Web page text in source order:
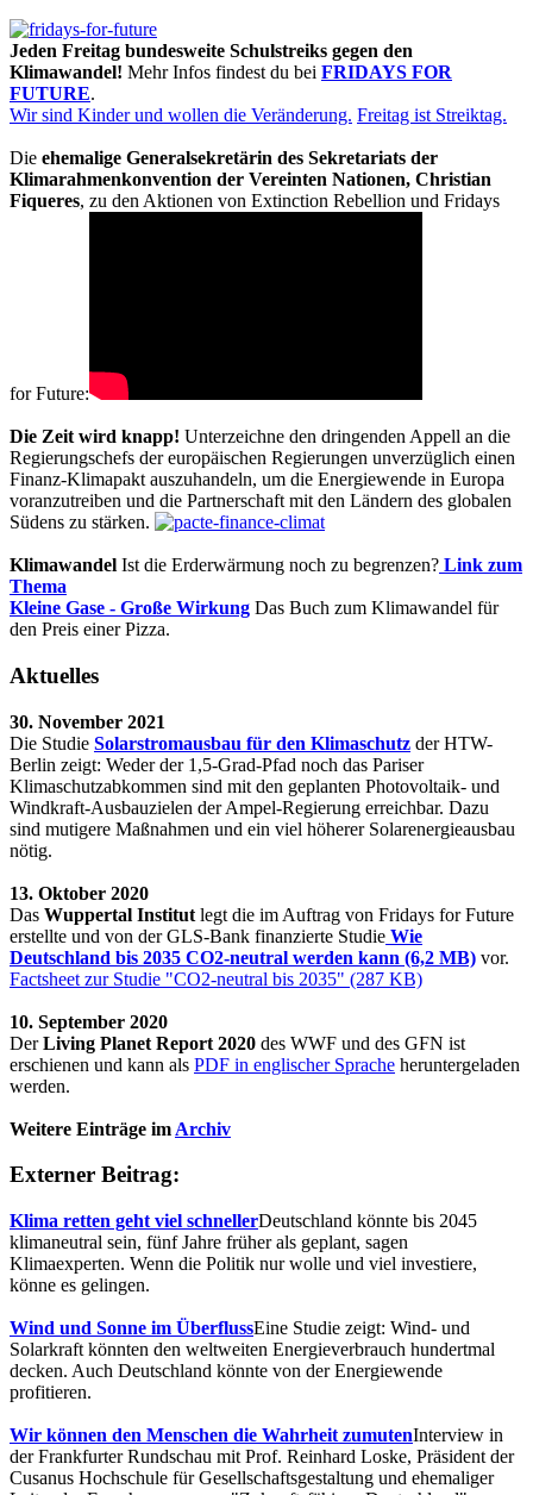
Jeden Freitag bundesweite Schulstreiks gegen den
Klimawandel! Mehr Infos findest du bei FRIDAYS FOR
FUTURE.
Wir sind Kinder und wollen die Veränderung. Freitag ist Streiktag.
Die ehemalige Generalsekretärin des Sekretariats der
Klimarahmenkonvention der Vereinten Nationen, Christian
Fiqueres, zu den Aktionen von Extinction Rebellion und Fridays
for Future:
Die Zeit wird knapp! Unterzeichne den dringenden Appell an die
Regierungschefs der europäischen Regierungen unverzüglich einen
Finanz-Klimapakt auszuhandeln, um die Energiewende in Europa
voranzutreiben und die Partnerschaft mit den Ländern des globalen
Südens zu stärken.
Klimawandel Ist die Erderwärmung noch zu begrenzen? Link zum
Thema
Kleine Gase - Große Wirkung Das Buch zum Klimawandel für
den Preis einer Pizza.
Aktuelles
30. November 2021
Die Studie Solarstromausbau für den Klimaschutz der HTW-
Berlin zeigt: Weder der 1,5-Grad-Pfad noch das Pariser
Klimaschutzabkommen sind mit den geplanten Photovoltaik- und
Windkraft-Ausbauzielen der Ampel-Regierung erreichbar. Dazu
sind mutigere Maßnahmen und ein viel höherer Solarenergieausbau
nötig.
13. Oktober 2020
Das Wuppertal Institut legt die im Auftrag von Fridays for Future
erstellte und von der GLS-Bank finanzierte Studie Wie
Deutschland bis 2035 CO2-neutral werden kann (6,2 MB) vor.
Factsheet zur Studie "CO2-neutral bis 2035" (287 KB)
10. September 2020
DerLiving Planet Report 2020 des WWF und des GFN ist
erschienen und kann als PDF in englischer Sprache heruntergeladen
werden.
Weitere Einträge im Archiv
Externer Beitrag:
Klima retten geht viel schnellerDeutschland könnte bis 2045
klimaneutral sein, fünf Jahre früher als geplant, sagen
Klimaexperten. Wenn die Politik nur wolle und viel investiere,
könne es gelingen.
Wind und Sonne im ÜberflussEine Studie zeigt: Wind- und
Solarkraft könnten den weltweiten Energieverbrauch hundertmal
decken. Auch Deutschland könnte von der Energiewende
profitieren.
Wir können den Menschen die Wahrheit zumutenInterview in
der Frankfurter Rundschau mit Prof. Reinhard Loske, Präsident der
Cusanus Hochschule für Gesellschaftsgestaltung und ehemaliger